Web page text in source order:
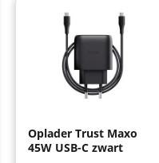
Oplader Trust Maxo
45W USB-C zwart